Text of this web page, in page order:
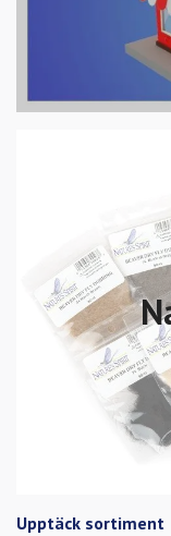
Upptäck sortiment